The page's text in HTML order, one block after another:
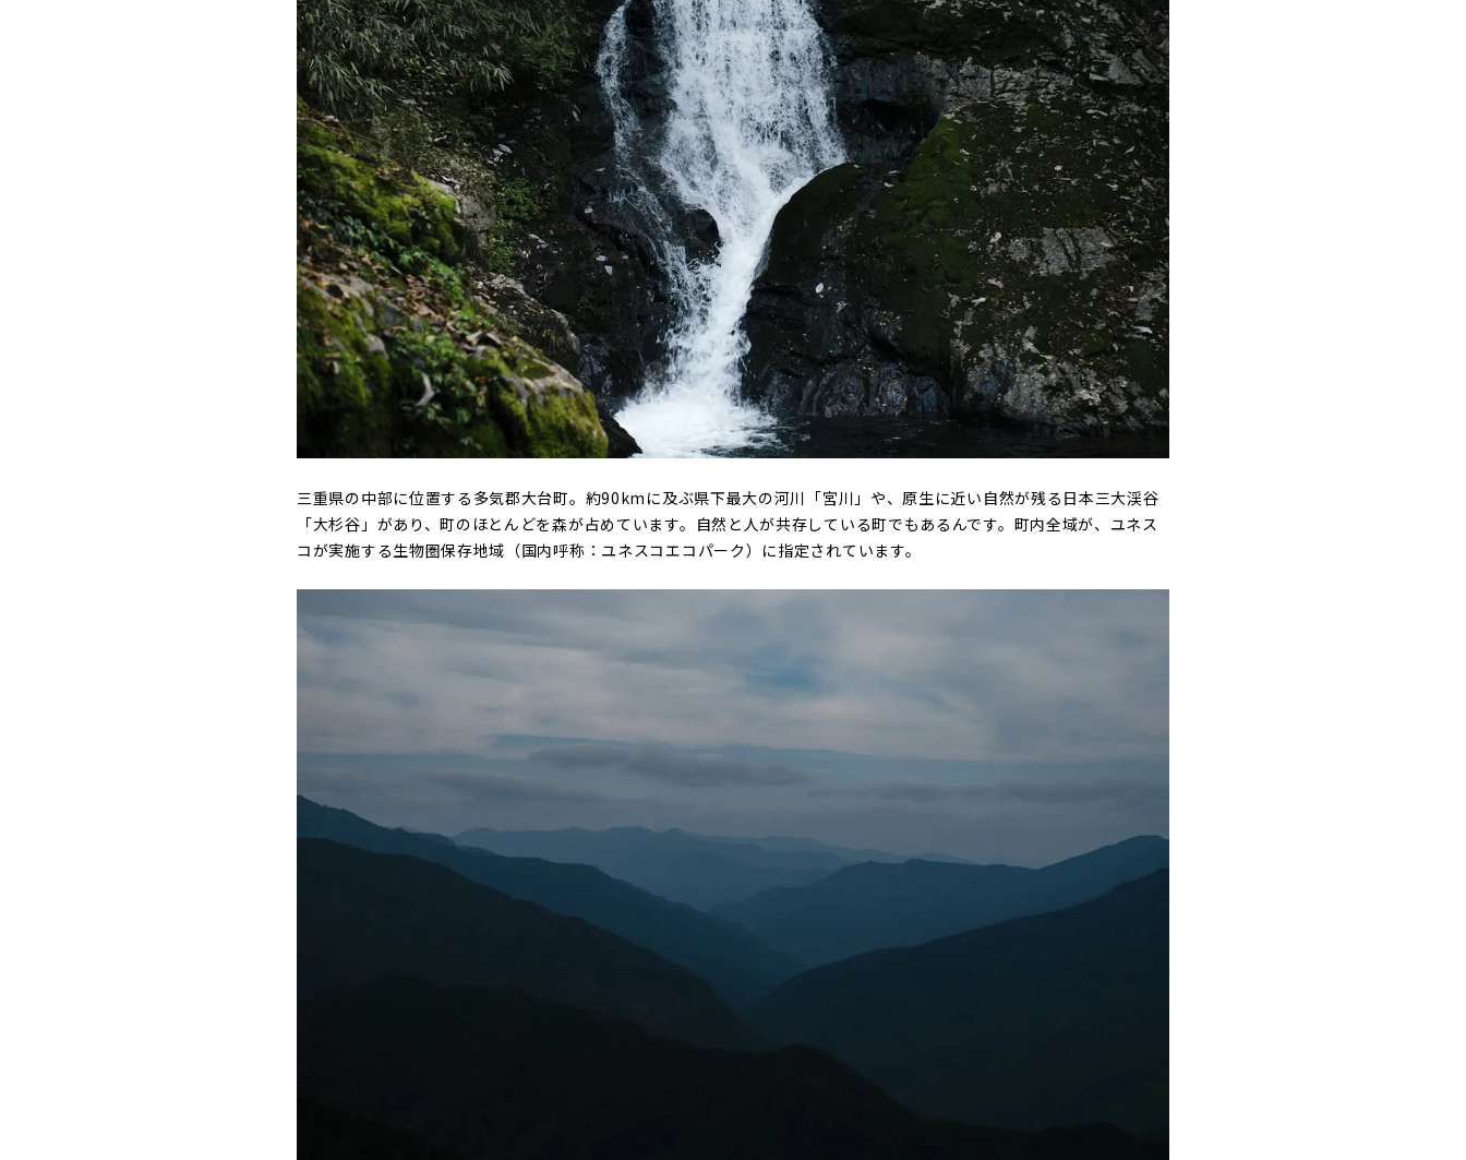
三重県の中部に位置する多気郡大台町。約90kmに及ぶ県下最大の河川「宮川」や、原生に近い自然が残る日本三大渓谷
「大杉谷」があり、町のほとんどを森が占めています。自然と人が共存している町でもあるんです。町内全域が、ユネス
コが実施する生物圏保存地域（国内呼称：ユネスコエコパーク）に指定されています。